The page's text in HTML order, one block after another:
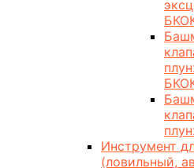
Инструмент
(ловильный,